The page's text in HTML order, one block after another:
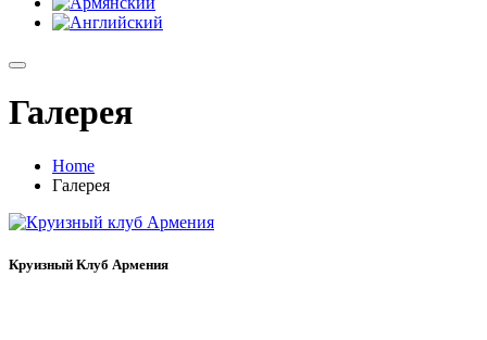
Галерея
Home
Галерея
Круизный Клуб Армения